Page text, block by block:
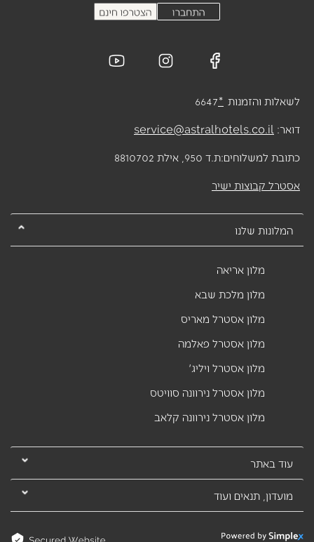
לשאלות והזמנות *
6647
דואר: service@astralhotels.co.il
כתובת למשלוחים:ת.ד 950, אילת 8810702
אסטרל קבוצות ישיר
המלונות שלנו
מלון אריאה
מלון מלכת שבא
מלון אסטרל מאריס
מלון אסטרל פאלמה
מלון אסטרל ויליג'
מלון אסטרל נירוונה סוויטס
מלון אסטרל נירוונה קלאב
עוד באתר
מועדון, תנאים ועוד